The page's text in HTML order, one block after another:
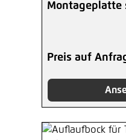
Montageplatte
Preis auf